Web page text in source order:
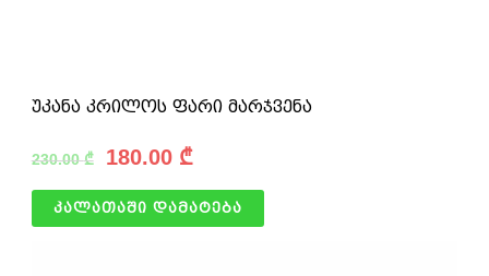
უკანა კრილოს ფარი მარჯვენა
230.00₾ 180.00 ₾
კალათაში დამატება